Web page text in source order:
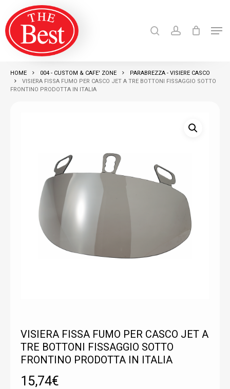
main
content
Products
search
HOME 004 - CUSTOM & CAFE' ZONE
PARABREZZA - VISIERE CASCO
VISIERA FISSA FUMO PER CASCO JET A TRE BOTTONI FISSAGGIO SOTTO
FRONTINO PRODOTTA IN ITALIA
VISIERA FISSA FUMO PER CASCO JET A
TRE BOTTONI FISSAGGIO SOTTO
FRONTINO PRODOTTA IN ITALIA
15,74€
Close